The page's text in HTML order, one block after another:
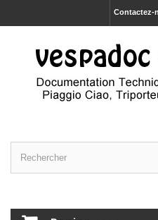
Contactez-